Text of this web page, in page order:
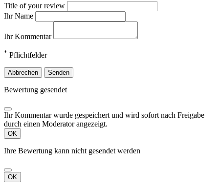
Title of your review
Ihr Name
Ihr Kommentar
* Pflichtfelder
Abbrechen Senden
Bewertung gesendet
Ihr Kommentar wurde gespeichert und wird sofort nach Freigabe
durch einen Moderator angezeigt.
OK
Ihre Bewertung kann nicht gesendet werden
OK